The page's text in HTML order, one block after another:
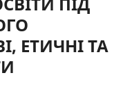
ЕТИЧНІ ТА